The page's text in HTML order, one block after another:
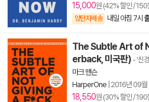
15,000원 (42% 할인 / 150
양탄자배송 내일 아침 7시
The Subtle Art of
erback, 미국판) - '신
마크 맨슨
HarperOne 2016년 09월
18,550원 (30% 할인 / 190